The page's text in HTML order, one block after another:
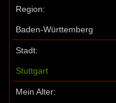
Region:
Baden-Württemberg
Stadt:
Stuttgart
Mein Alter: